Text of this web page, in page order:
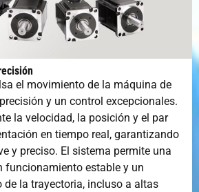
el movimiento de la máquina de
y un control excepcionales.
la velocidad, la posición y el par
en tiempo real, garantizando
y preciso. El sistema permite una
funcionamiento estable y un
de la trayectoria, incluso a altas